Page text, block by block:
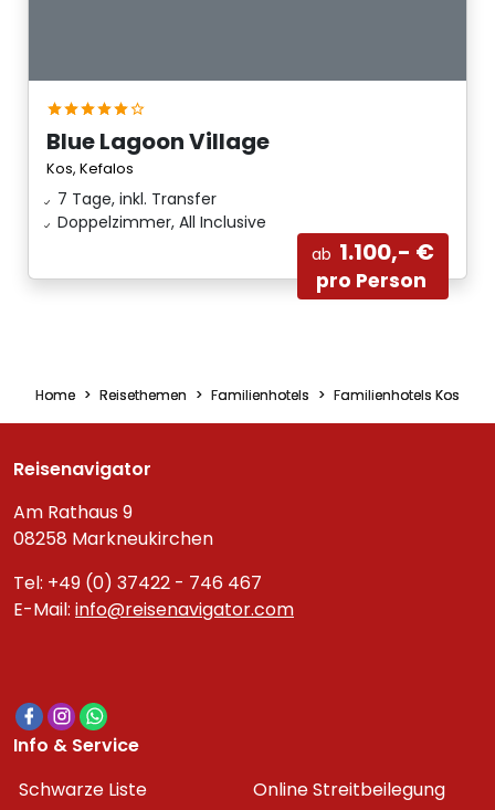
Blue Lagoon Village
Kos, Kefalos
7 Tage, inkl. Transfer
Doppelzimmer, All Inclusive
ab 1.100,- €
pro Person
Home Reisethemen Familienhotels Familienhotels Kos
Reisenavigator
Am Rathaus 9
08258 Markneukirchen
Tel: +49 (0) 37422 - 746 467
E-Mail: info@reisenavigator.com
Info & Service
Schwarze Liste
Online Streitbeilegung